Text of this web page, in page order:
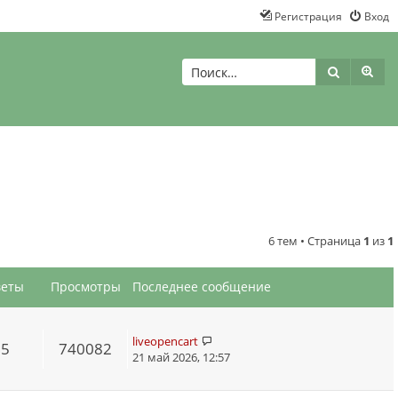
Вход
Регистрация
Поиск
6 тем • Страница 1 из 1
Просмотры Последнее сообщение
740082
liveopencart
21 май 2026, 12:57